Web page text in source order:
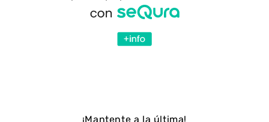
¡Mantente a la última!